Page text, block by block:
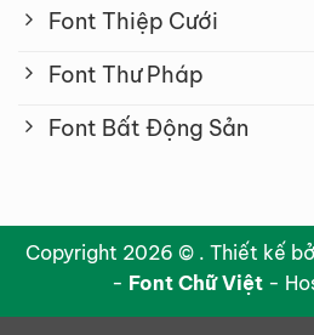
Font Thiệp Cưới
Font Thư Pháp
Font Bất Động Sản
Copyright 2026 © . Thiết kế
- Font Chữ Việt-